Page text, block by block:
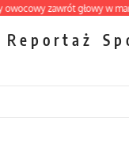
zawrót głowy w marketach
Reportaż